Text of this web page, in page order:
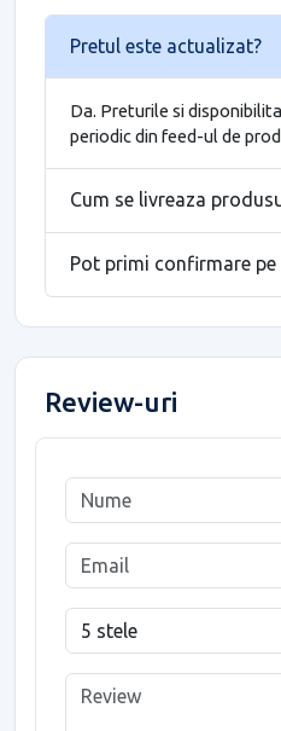
Pretul este actualizat?
Da. Preturile si
periodic din feed-ul de
Cum se livreaza
Pot primi confirmare pe
Review-uri